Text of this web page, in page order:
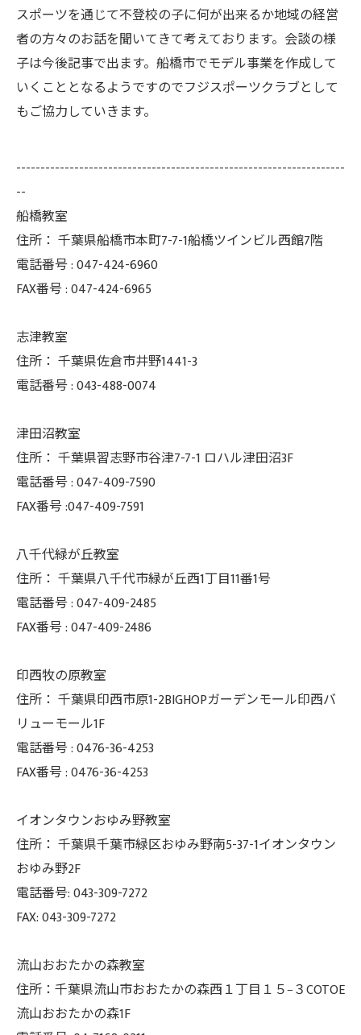
スポーツを通じて不登校の子に何が出来るか地域の経営
者の方々のお話を聞いてきて考えております。会談の様
子は今後記事で出ます。船橋市でモデル事業を作成して
いくこととなるようですのでフジスポーツクラブとして
もご協力していきます。
--------------------------------------------------------------------
--
船橋教室
住所： 千葉県船橋市本町7-7-1船橋ツインビル西館7階
電話番号 :047-424-6960
FAX番号 :047-424-6965
志津教室
住所： 千葉県佐倉市井野1441-3
電話番号 :043-488-0074
津田沼教室
住所： 千葉県習志野市谷津7-7-1 ロハル津田沼3F
電話番号 :047-409-7590
FAX番号 :047-409-7591
八千代緑が丘教室
住所： 千葉県八千代市緑が丘西1丁目11番1号
電話番号 :047-409-2485
FAX番号 :047-409-2486
印西牧の原教室
住所： 千葉県印西市原1-2BIGHOPガーデンモール印西バ
リューモール1F
電話番号 :0476-36-4253
FAX番号 :0476-36-4253
イオンタウンおゆみ野教室
住所： 千葉県千葉市緑区おゆみ野南5-37-1イオンタウン
おゆみ野2F
電話番号: 043-309-7272
FAX: 043-309-7272
流山おおたかの森教室
住所：千葉県流山市おおたかの森西１丁目１５−３COTOE
流山おおたかの森1F